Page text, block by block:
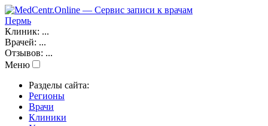
Пермь
Клиник: ...
Врачей: ...
Отзывов: ...
Меню
Разделы сайта:
Регионы
Врачи
Клиники